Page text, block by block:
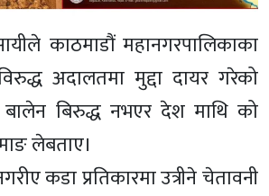
काठमाडौं महानगरपालिकाका
अदालतमा मुद्दा दायर गरेको
बालेन बिरुद्ध नभएर देश माथि को
लेबताए।
कडा प्रतिकारमा उत्रीने चेतावनी